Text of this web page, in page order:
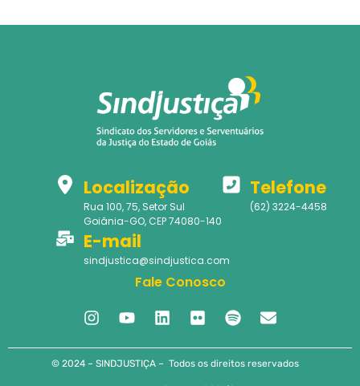
Localização
Rua 100, 75, Setor Sul
Goiânia-GO, CEP 74080-140
Telefone
(62) 3224-4458
E-mail
sindjustica@sindjustica.com
Fale Conosco
© 2024 – SINDJUSTIÇA – Todos os direitos reservados